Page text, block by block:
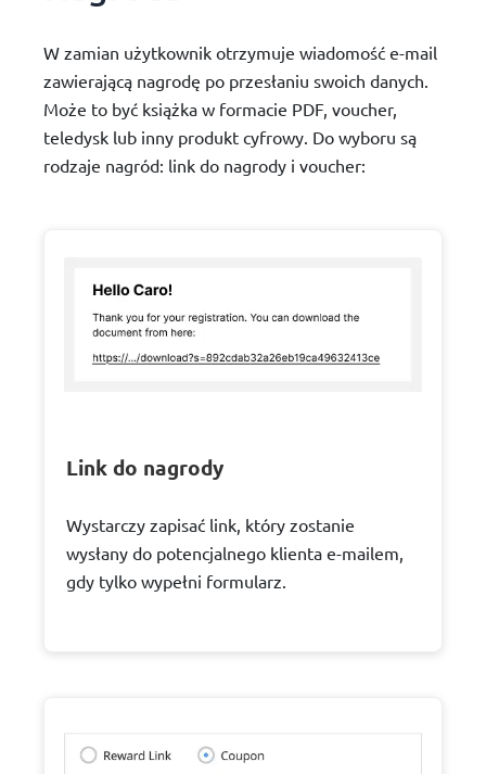
W zamian użytkownik otrzymuje wiadomość e-mail
zawierającą nagrodę po przesłaniu swoich danych.
Może to być książka w formacie PDF, voucher,
teledysk lub inny produkt cyfrowy. Do wyboru są
rodzaje nagród: link do nagrody i voucher:
Link do nagrody
Wystarczy zapisać link, który zostanie
wysłany do potencjalnego klienta e-mailem,
gdy tylko wypełni formularz.